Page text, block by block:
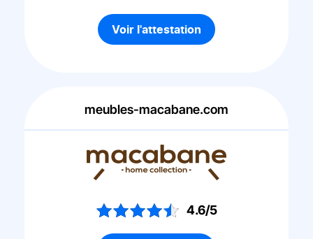
Voir l'attestation
meubles-macabane.com
4.6/5